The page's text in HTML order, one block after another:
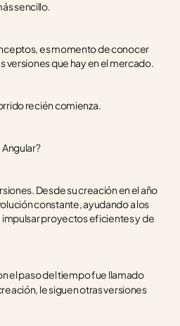
sencillo.
es momento de conocer
versiones que hay en el mercado.
recién comienza.
Angular?
Desde su creación en el año
constante, ayudando a los
proyectos eficientes y de
con el paso del tiempo fue llamado
le siguen otras versiones